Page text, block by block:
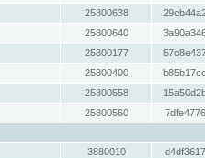
25800638
25800640
25800177
25800400
25800558
25800560
3880010